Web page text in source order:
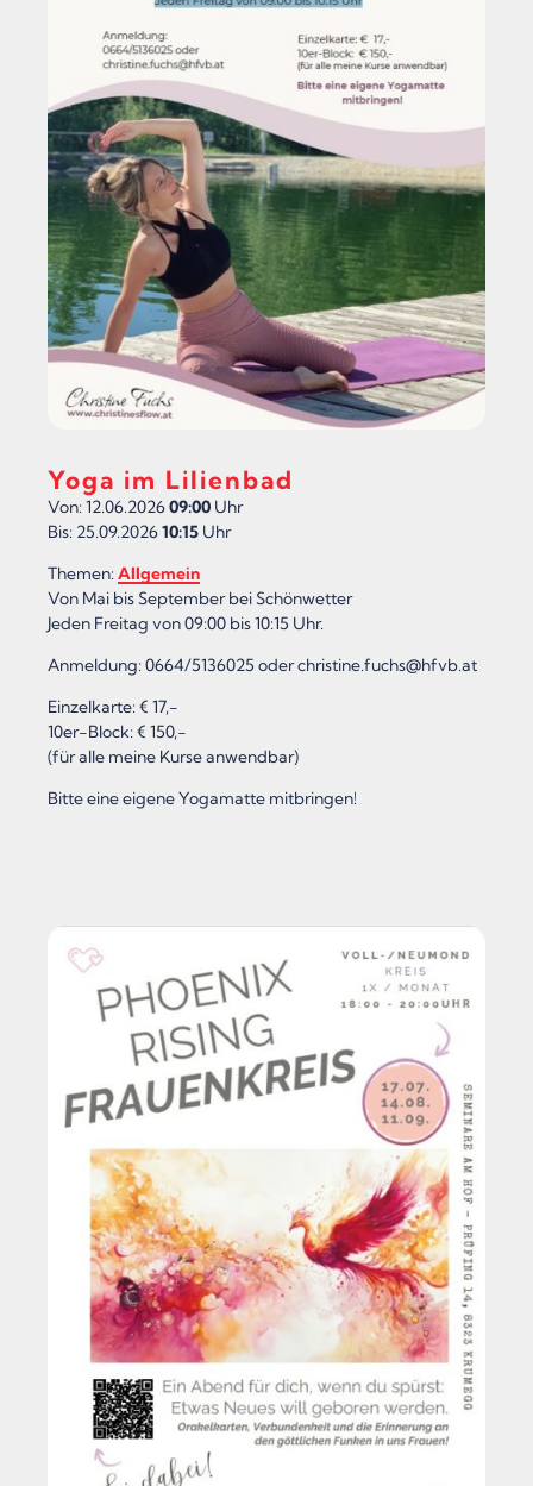
Yoga im Lilienbad
Von: 12.06.202609:00 Uhr
Bis: 25.09.202610:15 Uhr
Themen:Allgemein
Von Mai bis September bei Schönwetter
Jeden Freitag von 09:00 bis 10:15 Uhr.
Anmeldung: 0664/5136025 oder christine.fuchs@hfvb.at
Einzelkarte: € 17,-
10er-Block: € 150,-
(für alle meine Kurse anwendbar)
Bitte eine eigene Yogamatte mitbringen!